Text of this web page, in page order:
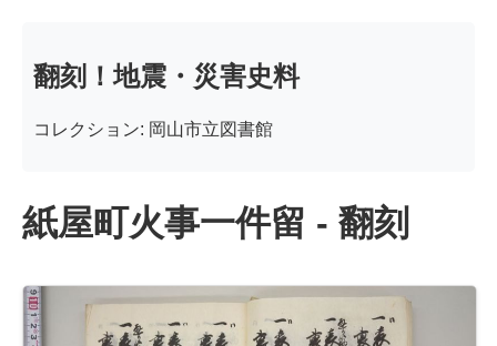
翻刻！地震・災害史料
コレクション: 岡山市立図書館
紙屋町火事一件留 - 翻刻